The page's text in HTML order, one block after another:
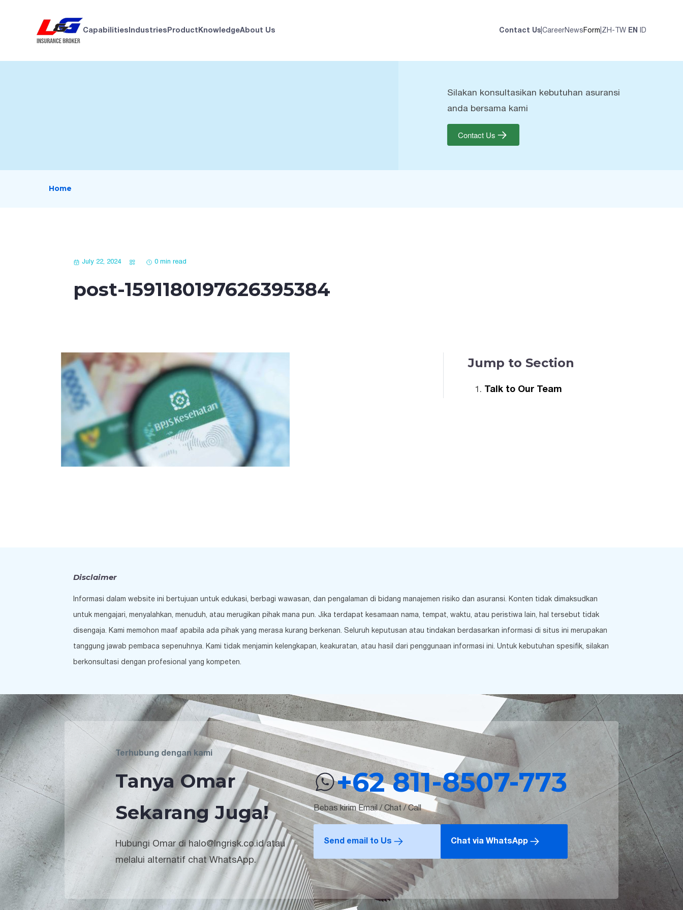
Capabilities Industries Product KnowledgeAbout Us Contact Us CareerNews Form ZH-TW EN ID
Silakan konsultasikan kebutuhan asuransi
anda bersama kami
Contact Us
Home
July 22, 2024 0 min read
post-1591180197626395384
Jump to Section
Talk to Our Team
Disclaimer
Informasi dalam website ini bertujuan untuk edukasi, berbagi wawasan, dan pengalaman di bidang manajemen risiko dan asuransi. Konten tidak dimaksudkan
untuk mengajari, menyalahkan, menuduh, atau merugikan pihak mana pun. Jika terdapat kesamaan nama, tempat, waktu, atau peristiwa lain, hal tersebut tidak
disengaja. Kami memohon maaf apabila ada pihak yang merasa kurang berkenan. Seluruh keputusan atau tindakan berdasarkan informasi di situs ini merupakan
tanggung jawab pembaca sepenuhnya. Kami tidak menjamin kelengkapan, keakuratan, atau hasil dari penggunaan informasi ini. Untuk kebutuhan spesifik, silakan
berkonsultasi dengan profesional yang kompeten.
Terhubung dengan kami
Tanya Omar
Sekarang Juga!
Hubungi Omar di halo@lngrisk.co.id atau
melalui alternatif chat WhatsApp.
+62 811-8507-773
Bebas kirim Email / Chat / Call
Send email to Us Chat via WhatsApp